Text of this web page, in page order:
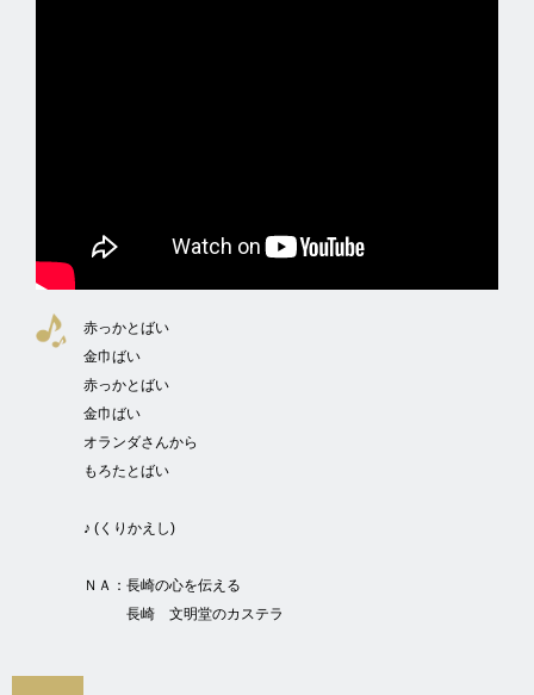
赤っかとばい
金巾ばい
赤っかとばい
金巾ばい
オランダさんから
もろたとばい
♪ (くりかえし)
ＮＡ： 長崎の心を伝える
長崎 文明堂のカステラ